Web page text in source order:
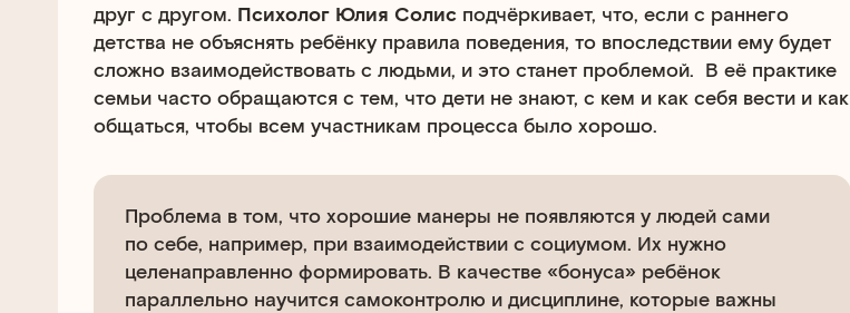
друг с другом. Психолог Юлия Солис подчёркивает, что, если с раннего
детства не объяснять ребёнку правила поведения, то впоследствии ему будет
сложно взаимодействовать с людьми, и это станет проблемой. В её практике
семьи часто обращаются с тем, что дети не знают, с кем и как себя вести и как
общаться, чтобы всем участникам процесса было хорошо.
Проблема в том, что хорошие манеры не появляются у людей сами
по себе, например, при взаимодействии с социумом. Их нужно
целенаправленно формировать. В качестве «бонуса» ребёнок
параллельно научится самоконтролю и дисциплине, которые важны